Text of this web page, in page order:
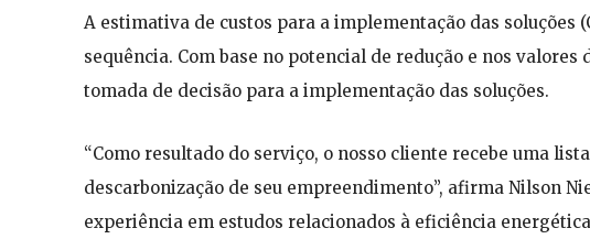
A estimativa de custos para a implementação das soluções
sequência. Com base no potencial de redução e nos
tomada de decisão para a implementação das soluções.
“Como resultado do serviço, o nosso cliente recebe uma
descarbonização de seu empreendimento”, afirma Nilson
experiência em estudos relacionados à eficiência